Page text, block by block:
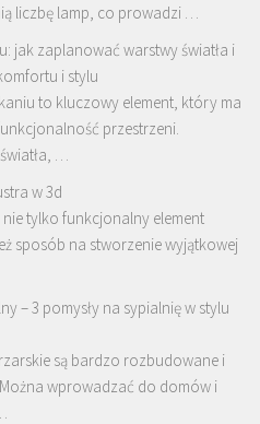
liczbę lamp, co prowadzi …
jak zaplanować warstwy światła i
i stylu
to kluczowy element, który ma
przestrzeni.
…
w 3d
tylko funkcjonalny element
sposób na stworzenie wyjątkowej
– 3 pomysły na sypialnię w stylu
są bardzo rozbudowane i
wprowadzać do domów i